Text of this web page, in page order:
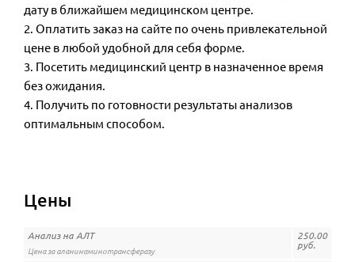
дату в ближайшем медицинском центре.
2. Оплатить заказ на сайте по очень привлекательной
цене в любой удобной для себя форме.
3. Посетить медицинский центр в назначенное время
без ожидания.
4. Получить по готовности результаты анализов
оптимальным способом.
Цены
Анализ на АЛТ
Цена за аланинаминотрансферазу
250.00
руб.